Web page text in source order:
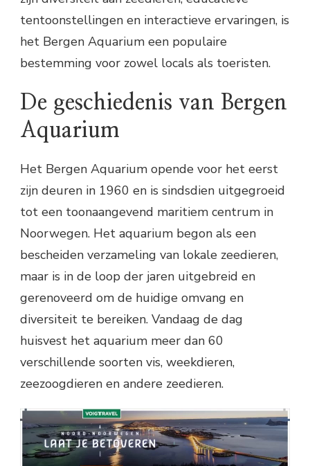
tentoonstellingen en interactieve ervaringen, is
het Bergen Aquarium een populaire
bestemming voor zowel locals als toeristen.
De geschiedenis van Bergen
Aquarium
Het Bergen Aquarium opende voor het eerst
zijn deuren in 1960 en is sindsdien uitgegroeid
tot een toonaangevend maritiem centrum in
Noorwegen. Het aquarium begon als een
bescheiden verzameling van lokale zeedieren,
maar is in de loop der jaren uitgebreid en
gerenoveerd om de huidige omvang en
diversiteit te bereiken. Vandaag de dag
huisvest het aquarium meer dan 60
verschillende soorten vis, weekdieren,
zeezoogdieren en andere zeedieren.